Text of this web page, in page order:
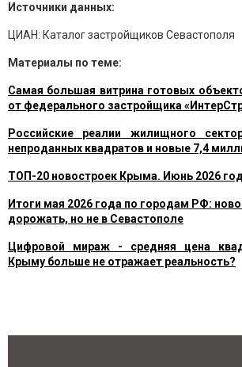
Источники данных:
ЦИАН: Каталог застройщиков Севастополя
Материалы по теме:
Самая большая витрина готовых
от федерального застройщика
Российские реалии жилищного
непроданных квадратов и новые 7,4
ТОП-20 новостроек Крыма. Июнь 2026
Итоги мая 2026 года по городам РФ:
дорожать, но не в Севастополе
Цифровой мираж - средняя цена
Крыму больше не отражает реальность?